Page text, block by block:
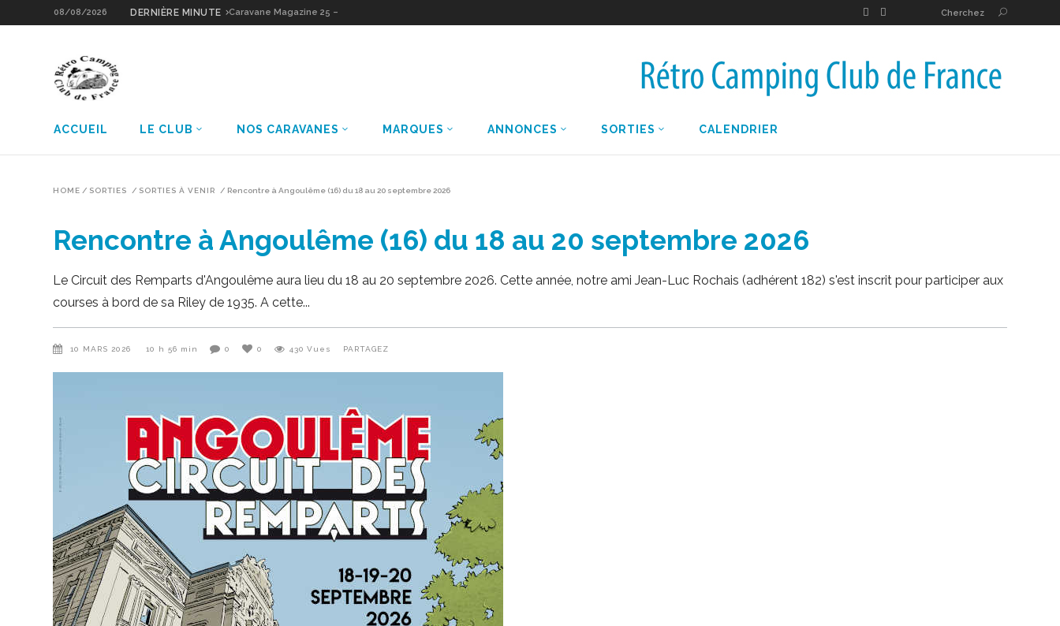
08/08/2026 DERNIÈRE MINUTE Caravane Magazine 25 – Cherchez
ACCUEIL LE CLUB NOS CARAVANES MARQUES ANNONCES SORTIES CALENDRIER
HOME / SORTIES / SORTIES À VENIR / Rencontre à Angoulême (16) du 18 au 20 septembre 2026
Rencontre à Angoulême (16) du 18 au 20 septembre 2026
Le Circuit des Remparts d'Angoulême aura lieu du 18 au 20 septembre 2026. Cette année, notre ami Jean-Luc Rochais (adhérent 182) s'est inscrit pour participer aux
courses à bord de sa Riley de 1935. A cette
10 MARS 2026 10 h 56 min 0 0 430 Vues PARTAGEZ